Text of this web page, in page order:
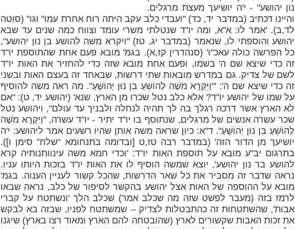
נון יהושע" - י'ה יושיעך מעצת מרגלים.
והיינו דכתיב (במדבר יד, כד) "ועבדי כלב עקב היתה רוח אחרת עמו" וגו'' (סוטה
לד,ב). 'אמר לו: א"א, ומה יו"ד שנטלתי משרי עומד וצווח כמה שנים עד שבא
יהושע והוספתי לו, שנאמר (במדבר יג, טז) "ויקרא משה להושע בן נון יהושע",
כל הפרשה כולה עאכ"ו' (סנהדרין קז,א). בגמ' מובא פעם אחת שהתוספת יו"ד
זה כדי שיצא שם ה' בשמו, ופעם אחת מובא שזה כדי להחזיר את האות יו”ד
לשם של צדיק. גם במדרש מובאות שתי דרשות, שבאחד זה בעצם האות ובשני
זה כדי שיצא שם ה': '"וַיִּקְרָא מֹשֶׁה לְהוֹשֵׁעַ בִּן נוּן יְהוֹשֻׁעַ". מה ראה משה להוסיף
על שמו של יהושע יו"ד? אלא כלב נטל שכרו מן הארץ, שנא' (יהושע יד, ט): "אם
לא הארץ אשר דרכה רגלך בה לך תהיה לנחלה ולבניך עד עולם", ויהושע נטל
שכר עשרה אנשים של מרגלים, שנתוסף בו יו"ד יתיר - יו"ד עשרה, "וַיִּקְרָא מֹשֶׁה
לְהוֹשֵׁעַ בִּן נוּן יְהוֹשֻׁעַ". ד"א: כיון שראה משה אותן שהיו רשעים אמר ליהושע: י'ה
יושיעך מן הדור הזה' (במדבר רבה טז,ט [ובדומה בתנחומא “שלח” סימן ו]).
בתרגום יב"ע מובא על תוספת האות יו"ד: 'וכדי חמא משה עינוותנותיה קרא
להושע בר נון יהושע', יוצא שמשה הוסיף לו את האות יו"ד בזכות היותו עניו.
נראה שדבר זה מסביר את כל שאר הדרשות, שהכל קשור לעניין הענוה. בגמ'
מובא על ההוספה של האות אצל יהושע בהקשר לסיפור של כלב, נראה שבאו
לרמז בזה (מעבר לפשט שזה מה שכלב אמר) שכלב הלך 'ונשתטח על קברי
אבות', שהשתטחות זה כהתבטלות לצדיק – שמשתטח לפניו, שבזה בא לבקש
את זכות האבות שקשורים לארץ (שהובטחה להם הארץ ומאוד רצו בארץ) שיגנו